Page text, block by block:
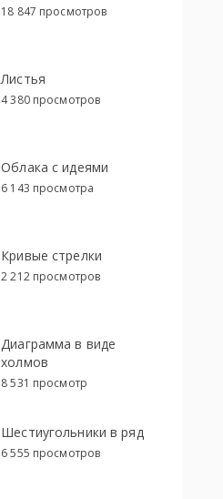
18 847 просмотров
Листья
4 380 просмотров
Облака с идеями
6 143 просмотра
Кривые стрелки
2 212 просмотров
Диаграмма в виде
холмов
8 531 просмотр
Шестиугольники в ряд
6 555 просмотров